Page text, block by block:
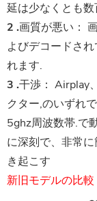
延は少なくとも数
2 .画質が悪い：
よびデコードさ
れます.
3 .干渉： Airplay
クター,のいずれ
5ghz周波数帯.で
に深刻で、非常
き起こす
新旧モデルの比較